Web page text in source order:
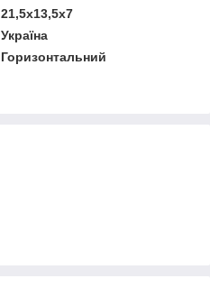
21,5х13,5х7
Україна
Горизонтальний